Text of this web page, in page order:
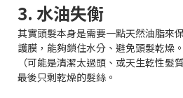
3. 水油失衡
其實頭髮本身是需要一點天然油脂來
護膜，能夠鎖住水分、避免頭髮乾燥
（可能是清潔太過頭、或天生乾性髮
最後只剩乾燥的髮絲。